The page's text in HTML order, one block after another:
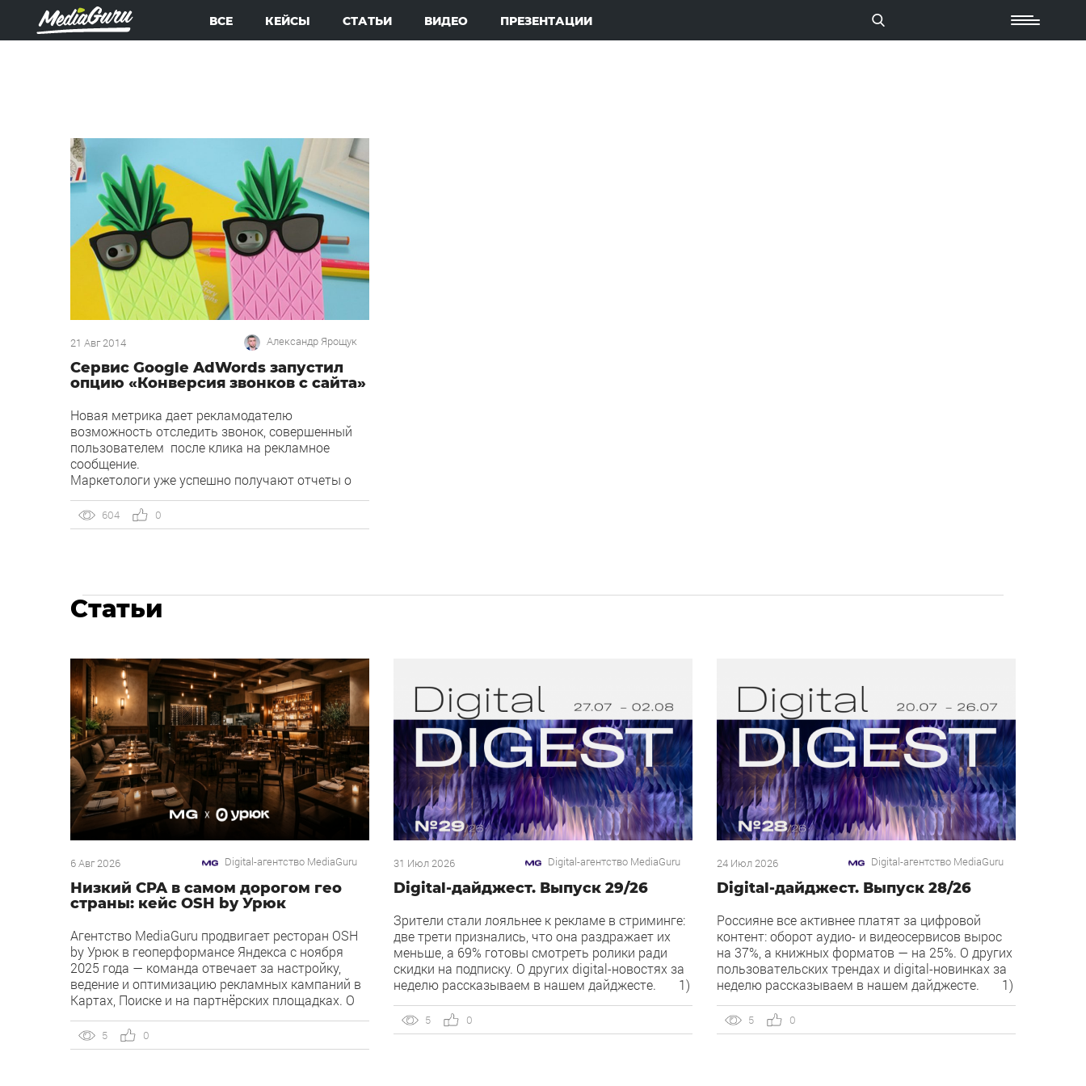
ВСЕ КЕЙСЫ СТАТЬИ ВИДЕО ПРЕЗЕНТАЦИИ
21 Авг 2014 Александр Ярощук
Сервис Google AdWords запустил
опцию «Конверсия звонков с сайта»
Новая метрика дает рекламодателю
возможность отследить звонок, совершенный
пользователем после клика на рекламное
сообщение.
Маркетологи уже успешно получают отчеты о
как Австралия, Великобритания, Германия,
Испания, США и Франция.
же кнопку «звонить» на мобильной целевой
странице. Конверсия отслеживается, как только
604 0
Статьи
6 Авг 2026 Digital-агентство MediaGuru
Низкий CPA в самом дорогом гео
страны: кейс OSH by Урюк
Агентство MediaGuru продвигает ресторан OSH
by Урюк в геоперформансе Яндекса с ноября
2025 года — команда отвечает за настройку,
ведение и оптимизацию рекламных кампаний в
Картах, Поиске и на партнёрских площадках. О
открывшийся в конце 2025 года и объединивший
концепцию дубайского OSH с сетью «Урюк».
5 0
31 Июл 2026 Digital-агентство MediaGuru
Digital-дайджест. Выпуск 29/26
Зрители стали лояльнее к рекламе в стриминге:
две трети признались, что она раздражает их
меньше, а 69% готовы смотреть ролики ради
скидки на подписку. О других digital-новостях за
неделю рассказываем в нашем дайджесте. 1)
коллтрекинг. В Директе появился встроенный
динамический коллтрекинг — без доплат и
5 0
24 Июл 2026 Digital-агентство MediaGuru
Digital-дайджест. Выпуск 28/26
Россияне все активнее платят за цифровой
контент: оборот аудио- и видеосервисов вырос
на 37%, а книжных форматов — на 25%. О других
пользовательских трендах и digital-новинках за
неделю рассказываем в нашем дайджесте. 1)
Рекламной сети Яндекса. Рекламная сеть
Яндекса запускает формат Overlay, который
5 0